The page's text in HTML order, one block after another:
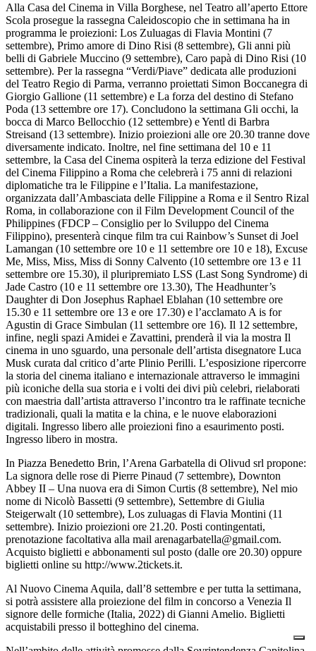
Alla Casa del Cinema in Villa Borghese, nel Teatro all’aperto Ettore
Scola prosegue la rassegna Caleidoscopio che in settimana ha in
programma le proiezioni: Los Zuluagas di Flavia Montini (7
settembre), Primo amore di Dino Risi (8 settembre), Gli anni più
belli di Gabriele Muccino (9 settembre), Caro papà di Dino Risi (10
settembre). Per la rassegna “Verdi/Piave” dedicata alle produzioni
del Teatro Regio di Parma, verranno proiettati Simon Boccanegra di
Giorgio Gallione (11 settembre) e La forza del destino di Stefano
Poda (13 settembre ore 17). Concludono la settimana Gli occhi, la
bocca di Marco Bellocchio (12 settembre) e Yentl di Barbra
Streisand (13 settembre). Inizio proiezioni alle ore 20.30 tranne dove
diversamente indicato. Inoltre, nel fine settimana del 10 e 11
settembre, la Casa del Cinema ospiterà la terza edizione del Festival
del Cinema Filippino a Roma che celebrerà i 75 anni di relazioni
diplomatiche tra le Filippine e l’Italia. La manifestazione,
organizzata dall’Ambasciata delle Filippine a Roma e il Sentro Rizal
Roma, in collaborazione con il Film Development Council of the
Philippines (FDCP – Consiglio per lo Sviluppo del Cinema
Filippino), presenterà cinque film tra cui Rainbow’s Sunset di Joel
Lamangan (10 settembre ore 10 e 11 settembre ore 10 e 18), Excuse
Me, Miss, Miss, Miss di Sonny Calvento (10 settembre ore 13 e 11
settembre ore 15.30), il pluripremiato LSS (Last Song Syndrome) di
Jade Castro (10 e 11 settembre ore 13.30), The Headhunter’s
Daughter di Don Josephus Raphael Eblahan (10 settembre ore
15.30 e 11 settembre ore 13 e ore 17.30) e l’acclamato A is for
Agustin di Grace Simbulan (11 settembre ore 16). Il 12 settembre,
infine, negli spazi Amidei e Zavattini, prenderà il via la mostra Il
cinema in uno sguardo, una personale dell’artista disegnatore Luca
Musk curata dal critico d’arte Plinio Perilli. L’esposizione ripercorre
la storia del cinema italiano e internazionale attraverso le immagini
più iconiche della sua storia e i volti dei divi più celebri, rielaborati
con maestria dall’artista attraverso l’incontro tra le raffinate tecniche
tradizionali, quali la matita e la china, e le nuove elaborazioni
digitali. Ingresso libero alle proiezioni fino a esaurimento posti.
Ingresso libero in mostra.
In Piazza Benedetto Brin, l’Arena Garbatella di Olivud srl propone:
La signora delle rose di Pierre Pinaud (7 settembre), Downton
Abbey II – Una nuova era di Simon Curtis (8 settembre), Nel mio
nome di Nicolò Bassetti (9 settembre), Settembre di Giulia
Steigerwalt (10 settembre), Los zuluagas di Flavia Montini (11
settembre). Inizio proiezioni ore 21.20. Posti contingentati,
prenotazione facoltativa alla mail arenagarbatella@gmail.com.
Acquisto biglietti e abbonamenti sul posto (dalle ore 20.30) oppure
biglietti online su http://www.2tickets.it.
Al Nuovo Cinema Aquila, dall’8 settembre e per tutta la settimana,
si potrà assistere alla proiezione del film in concorso a Venezia Il
signore delle formiche (Italia, 2022) di Gianni Amelio. Biglietti
acquistabili presso il botteghino del cinema.